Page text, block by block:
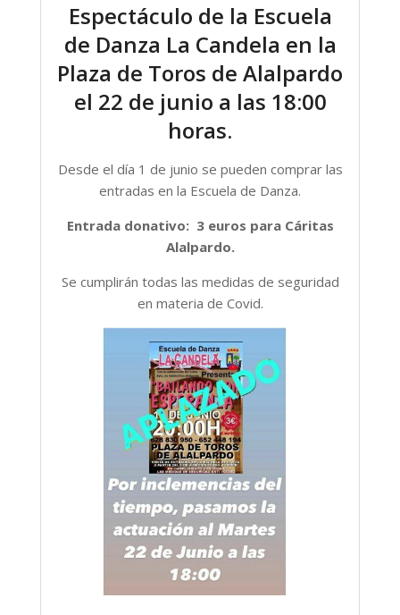
Espectáculo de la Escuela
de Danza La Candela en la
Plaza de Toros de Alalpardo
el 22 de junio a las 18:00
horas.
Desde el día 1 de junio se pueden comprar las
entradas en la Escuela de Danza.
Entrada donativo: 3 euros para Cáritas
Alalpardo.
Se cumplirán todas las medidas de seguridad
en materia de Covid.